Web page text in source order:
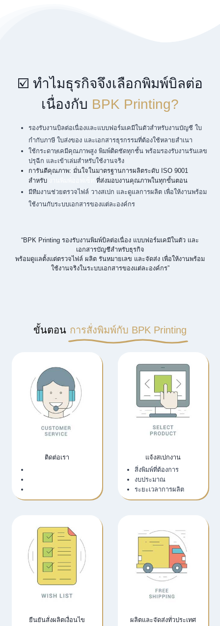
☑️ ทำไมธุรกิจจึงเลือกพิมพ์บิลต่อ
เนื่องกับ BPK Printing?
รองรับงานบิลต่อเนื่องและแบบฟอร์มเคมีในตัวสำหรับงานบัญชี ใบ
กำกับภาษี ใบส่งของ และเอกสารธุรกรรมที่ต้องใช้หลายสำเนา
ใช้กระดาษเคมีคุณภาพสูง พิมพ์ติดชัดทุกชั้น พร้อมรองรับงานรันเลข
ปรุฉีก และเข้าเล่มสำหรับใช้งานจริง
การันตีคุณภาพ: มั่นใจในมาตรฐานการผลิตระดับ ISO 9001
สำหรับ
ที่ส่งมอบงานคุณภาพในทุกขั้นตอน
มีทีมงานช่วยตรวจไฟล์ วางสเปก และดูแลการผลิต เพื่อให้งานพร้อม
ใช้งานกับระบบเอกสารของแต่ละองค์กร
“BPK Printing รองรับงานพิมพ์บิลต่อเนื่อง แบบฟอร์มเคมีในตัว และ
เอกสารบัญชีสำหรับธุรกิจ
พร้อมดูแลตั้งแต่ตรวจไฟล์ ผลิต รันหมายเลข และจัดส่ง เพื่อให้งานพร้อม
ใช้งานจริงในระบบเอกสารของแต่ละองค์กร”
ขั้นตอน การสั่งพิมพ์กับ BPK Printing
ติดต่อเรา
แจ้งสเปกงาน
สิ่งพิมพ์ที่ต้องการ
งบประมาณ
ระยะเวลาการผลิต
ยืนยันสั่งผลิตเงื่อนไข
ผลิตและจัดส่งทั่วประเทศ